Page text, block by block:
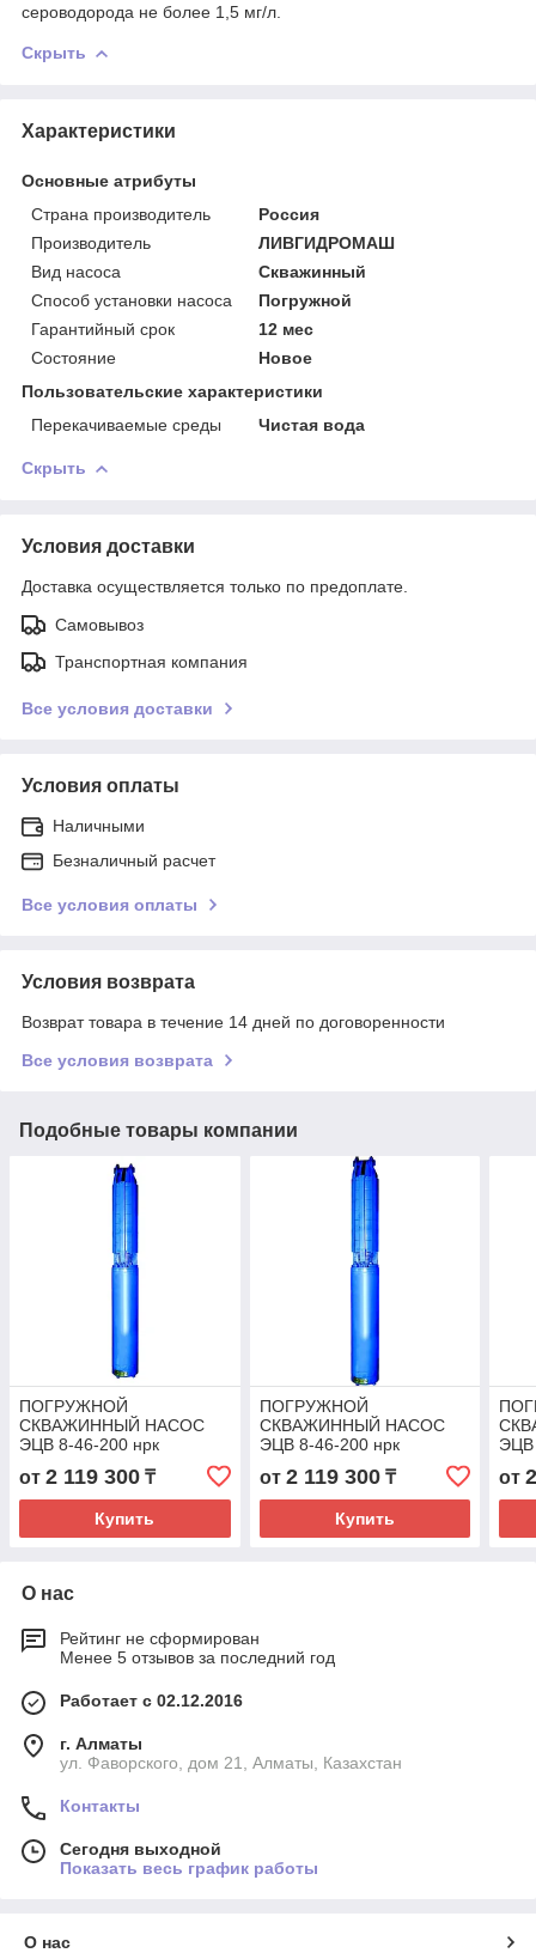
сероводорода не более 1,5 мг/л.
Скрыть
Характеристики
Основные атрибуты
Страна производитель
Россия
Производитель
ЛИВГИДРОМАШ
Вид насоса
Скважинный
Способ установки насоса
Погружной
Гарантийный срок
12 мес
Состояние
Новое
Пользовательские характеристики
Перекачиваемые среды
Чистая вода
Скрыть
Условия доставки
Доставка осуществляется только по предоплате.
Самовывоз
Транспортная компания
Все условия доставки
Условия оплаты
Наличными
Безналичный расчет
Все условия оплаты
Условия возврата
Возврат товара в течение 14 дней по договоренности
Все условия возврата
Подобные товары компании
ПОГРУЖНОЙ
СКВАЖИННЫЙ НАСОС
ЭЦВ 8-46-200 нрк
от 2 119 300 ₸
Купить
ПОГРУЖНОЙ
СКВАЖИННЫЙ НАСОС
ЭЦВ 8-46-200 нрк
от 2 119 300₸
Купить
ЭЦВ
от
О нас
Рейтинг не сформирован
Менее 5 отзывов за последний год
Работает с 02.12.2016
г. Алматы
ул. Фаворского, дом 21, Алматы, Казахстан
Контакты
Сегодня выходной
Показать весь график работы
О нас